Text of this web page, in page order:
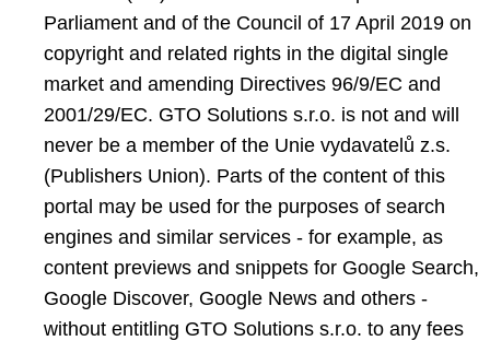
Parliament and of the Council of 17 April 2019 on
copyright and related rights in the digital single
market and amending Directives 96/9/EC and
2001/29/EC. GTO Solutions s.r.o. is not and will
never be a member of the Unie vydavatelů z.s.
(Publishers Union). Parts of the content of this
portal may be used for the purposes of search
engines and similar services - for example, as
content previews and snippets for Google Search,
Google Discover, Google News and others -
without entitling GTO Solutions s.r.o. to any fees